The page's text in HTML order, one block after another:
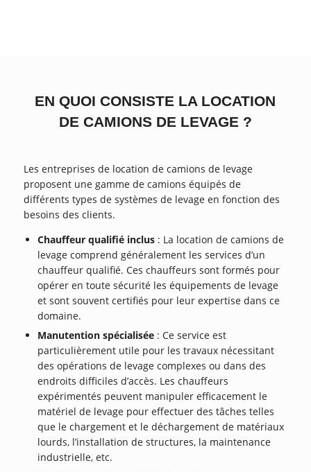
EN QUOI CONSISTE LA LOCATION
DE CAMIONS DE LEVAGE ?
Les entreprises de location de camions de levage
proposent une gamme de camions équipés de
différents types de systèmes de levage en fonction des
besoins des clients.
Chauffeur qualifié inclus : La location de camions de
levage comprend généralement les services d’un
chauffeur qualifié. Ces chauffeurs sont formés pour
opérer en toute sécurité les équipements de levage
et sont souvent certifiés pour leur expertise dans ce
domaine.
Manutention spécialisée : Ce service est
particulièrement utile pour les travaux nécessitant
des opérations de levage complexes ou dans des
endroits difficiles d’accès. Les chauffeurs
expérimentés peuvent manipuler efficacement le
matériel de levage pour effectuer des tâches telles
que le chargement et le déchargement de matériaux
lourds, l’installation de structures, la maintenance
industrielle, etc.